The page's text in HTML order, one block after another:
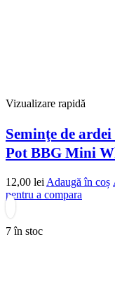
Vizualizare rapidă
Seminţe de
Pot BBG Mini
12,00 lei Adaugă în coș
pentru a compara
7 în stoc